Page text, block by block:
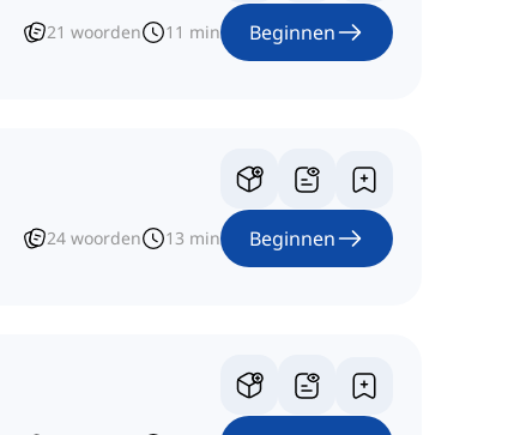
21 woorden 11 min Beginnen
24 woorden 13 min Beginnen